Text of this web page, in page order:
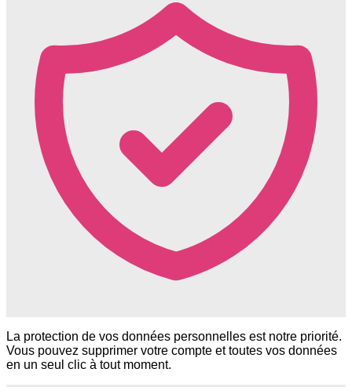
La protection de vos données personnelles est notre priorité.
Vous pouvez supprimer votre compte et toutes vos données
en un seul clic à tout moment.